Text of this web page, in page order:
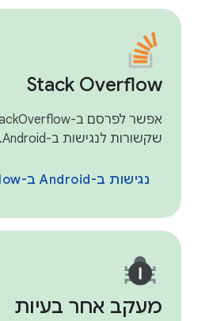
Stack Overflow
שקשורות לנגישות ב-Android.
נגישות ב-Android ב-Stack Overflow
מעקב אחר בעיות